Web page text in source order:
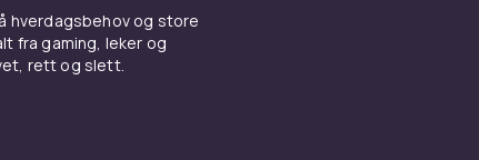
hverdagsbehov og store
fra gaming, leker og
rett og slett.